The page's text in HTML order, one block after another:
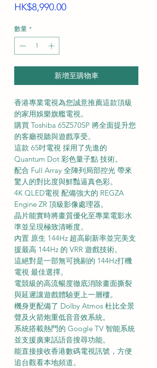
HK$8,990.00價
數量 *
新增至購物車
香港專業電視為您誠意推薦這款頂級
的家用娛樂旗艦電視。
購買 Toshiba 65Z570SP 將全面提升您
的客廳視聽與遊戲享受。
這款 65吋電視 採用了先進的
Quantum Dot 彩色量子點 技術。
配合 Full Array 全陣列局部控光 帶來
驚人的對比度與鮮豔逼真色彩。
4K QLED電視 配備強大的 REGZA
Engine ZR 頂級影像處理器。
晶片能實時將畫質優化至專業電影水
準並呈現極致清晰度。
內置 原生 144Hz 超高刷新率並完美支
援最高 144Hz 的 VRR 遊戲技術。
這絕對是一部無可挑剔的 144Hz打機
電視 最佳選擇。
電競級的高流暢度徹底消除畫面撕裂
與延遲讓遊戲體驗更上一層樓。
機身更配備了 Dolby Atmos 杜比全景
聲及火箭炮重低音音效系統。
系統搭載熱門的 Google TV 智能系統
並支援廣東話語音搜尋功能。
能直接接收香港數碼電視訊號，方便
追台觀看本地頻道。